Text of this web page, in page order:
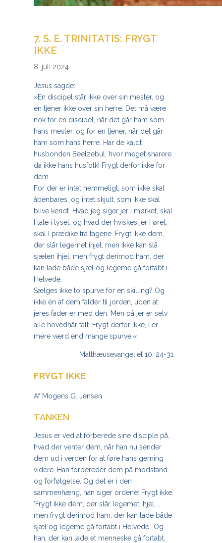
7. S. E. TRINITATIS: FRYGT
IKKE
8. juli 2024
Jesus sagde:
»En discipel står ikke over sin mester, og
en tjener ikke over sin herre. Det må være
nok for en discipel, når det går ham som
hans mester, og for en tjener, når det går
ham som hans herre. Har de kaldt
husbonden Beelzebul, hvor meget snarere
da ikke hans husfolk! Frygt derfor ikke for
dem.
For der er intet hemmeligt, som ikke skal
åbenbares, og intet skjult, som ikke skal
blive kendt. Hvad jeg siger jer i mørket, skal
I tale i lyset, og hvad der hviskes jer i øret,
skal I prædike fra tagene. Frygt ikke dem,
der slår legemet ihjel, men ikke kan slå
sjælen ihjel, men frygt derimod ham, der
kan lade både sjæl og legeme gå fortabt i
Helvede.
Sælges ikke to spurve for en skilling? Og
ikke én af dem falder til jorden, uden at
jeres fader er med den. Men på jer er selv
alle hovedhår talt. Frygt derfor ikke, I er
mere værd end mange spurve.«
Matthæusevangeliet 10, 24-31
FRYGT IKKE
Af Mogens G. Jensen
TANKEN
Jesus er ved at forberede sine disciple på,
hvad der venter dem, når han nu sender
dem ud i verden for at føre hans gerning
videre. Han forbereder dem på modstand
og forfølgelse. Og det er i den
sammenhæng, han siger ordene: Frygt ikke.
‘Frygt ikke dem, der slår legemet ihjel, …
men frygt derimod ham, der kan lade både
sjæl og legeme gå fortabt i Helvede.’ Og
han, der kan lade et menneske gå fortabt,